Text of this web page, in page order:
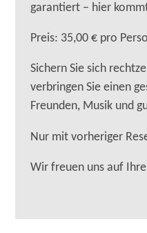
garantiert – hier
Preis: 35,00 € pro
Sichern Sie sich
verbringen Sie einen
Freunden, Musik und
Nur mit vorheriger
Wir freuen uns auf